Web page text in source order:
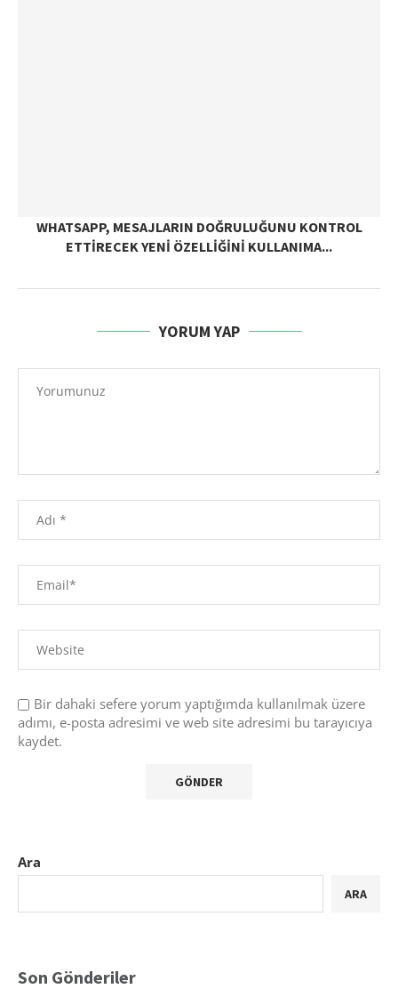
WHATSAPP, MESAJLARIN DOĞRULUĞUNU KONTROL
ETTIRECEK YENI ÖZELLIĞINI KULLANIMA...
YORUM YAP
Bir dahaki sefere yorum yaptığımda kullanılmak üzere
adımı, e-posta adresimi ve web site adresimi bu tarayıcıya
kaydet.
Ara
ARA
Son Gönderiler